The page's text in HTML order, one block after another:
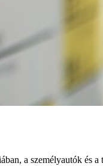
a személyautók és